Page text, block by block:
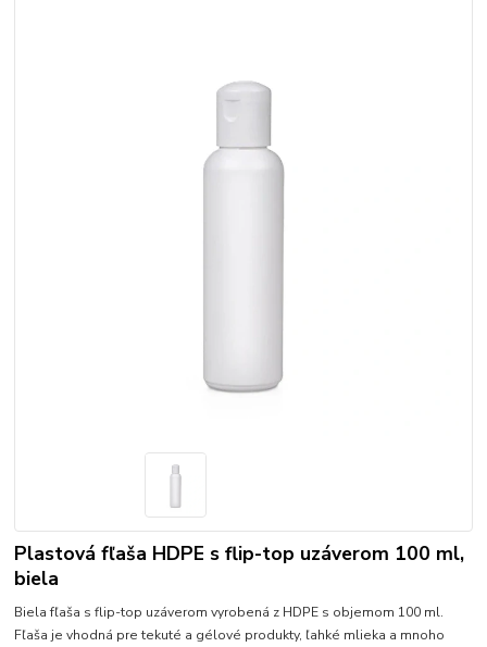
Plastová fľaša HDPE s flip-top uzáverom 100 ml,
biela
Biela fľaša s flip-top uzáverom vyrobená z HDPE s objemom 100 ml.
Fľaša je vhodná pre tekuté a gélové produkty, ľahké mlieka a mnoho